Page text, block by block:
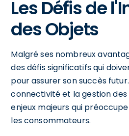
Les Défis de
des Objets
Malgré ses nombreux
des défis significatifs qui
pour assurer son succès
connectivité et la gestion des
enjeux majeurs qui
les consommateurs.